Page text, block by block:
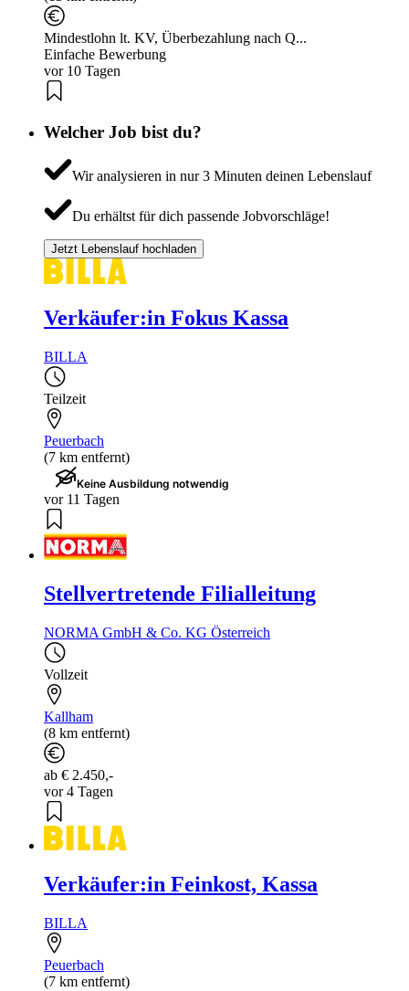
Mindestlohn lt. KV, Überbezahlung nach Q...
Einfache Bewerbung
vor 10 Tagen
Welcher Job bist du?
Wir analysieren in nur 3 Minuten deinen Lebenslauf
Du erhältst für dich passende Jobvorschläge!
Jetzt Lebenslauf hochladen
Verkäufer:in Fokus Kassa
BILLA
Teilzeit
Peuerbach
(7 km entfernt)
Keine Ausbildung notwendig
vor 11 Tagen
Stellvertretende Filialleitung
NORMA GmbH & Co. KG Österreich
Vollzeit
Kallham
(8 km entfernt)
ab € 2.450,-
vor 4 Tagen
Verkäufer:in Feinkost, Kassa
BILLA
Peuerbach
(7 km entfernt)